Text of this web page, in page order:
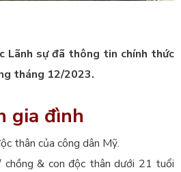
Lãnh sựđã thông tin chính thức
tháng 12/2023.
gia đình
thân của công dân Mỹ.
chồng & con độc thân dưới 21 tuổi